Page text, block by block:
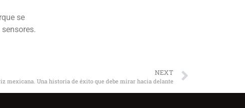
se
NEXT
mexicana. Una historia de éxito que debe mirar hacia delante